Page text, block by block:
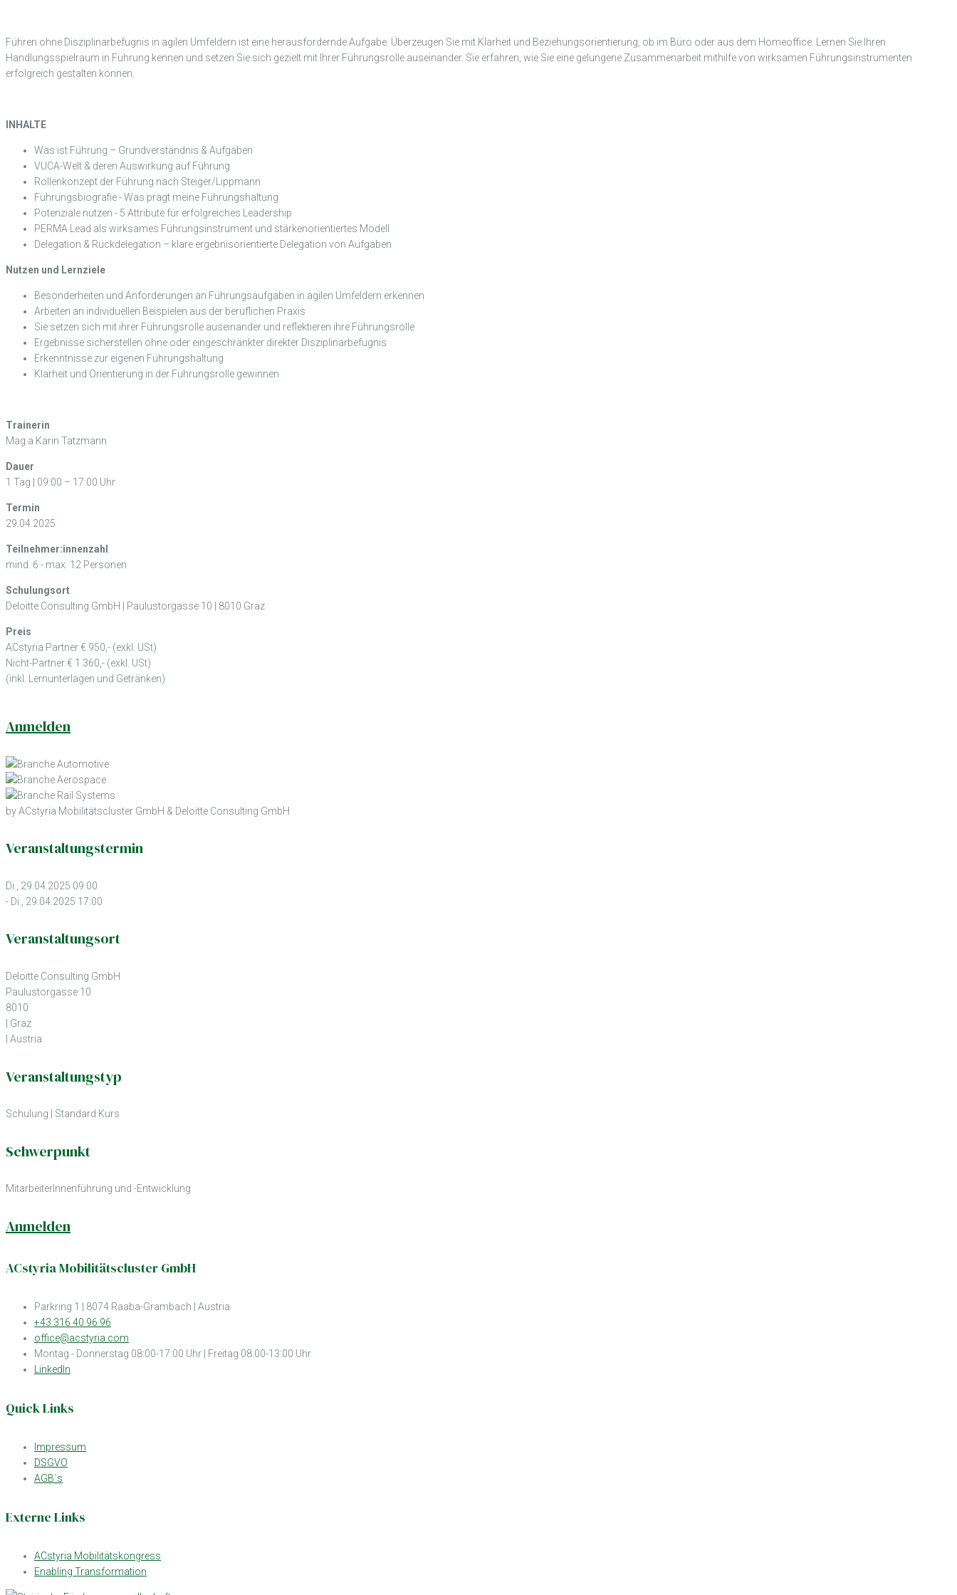
Führen ohne Disziplinarbefugnis in agilen Umfeldern ist eine herausfordernde Aufgabe. Überzeugen Sie mit Klarheit und Beziehungsorientierung, ob im Büro oder aus dem Homeoffice. Lernen Sie Ihren
Handlungsspielraum in Führung kennen und setzen Sie sich gezielt mit Ihrer Führungsrolle auseinander. Sie erfahren, wie Sie eine gelungene Zusammenarbeit mithilfe von wirksamen Führungsinstrumenten
erfolgreich gestalten können.
INHALTE
Was ist Führung – Grundverständnis & Aufgaben
VUCA-Welt & deren Auswirkung auf Führung
Rollenkonzept der Führung nach Steiger/Lippmann
Führungsbiografie - Was prägt meine Führungshaltung
Potenziale nutzen - 5 Attribute für erfolgreiches Leadership
PERMA Lead als wirksames Führungsinstrument und stärkenorientiertes Modell
Delegation & Rückdelegation – klare ergebnisorientierte Delegation von Aufgaben
Nutzen und Lernziele
Besonderheiten und Anforderungen an Führungsaufgaben in agilen Umfeldern erkennen
Arbeiten an individuellen Beispielen aus der beruflichen Praxis
Sie setzen sich mit ihrer Führungsrolle auseinander und reflektieren ihre Führungsrolle
Ergebnisse sicherstellen ohne oder eingeschränkter direkter Disziplinarbefugnis
Erkenntnisse zur eigenen Führungshaltung
Klarheit und Orientierung in der Führungsrolle gewinnen
Trainerin
Mag.a Karin Tatzmann
Dauer
1 Tag | 09:00 – 17:00 Uhr
Termin
29.04.2025
Teilnehmer:innenzahl
mind. 6 - max. 12 Personen
Schulungsort
Deloitte Consulting GmbH | Paulustorgasse 10 | 8010 Graz
Preis
ACstyria Partner € 950,- (exkl. USt)
Nicht-Partner € 1.360,- (exkl. USt)
(inkl. Lernunterlagen und Getränken)
Anmelden
by ACstyria Mobilitätscluster GmbH & Deloitte Consulting GmbH
Veranstaltungstermin
Di., 29.04.2025 09:00
- Di., 29.04.2025 17:00
Veranstaltungsort
Deloitte Consulting GmbH
Paulustorgasse 10
8010
| Graz
| Austria
Veranstaltungstyp
Schulung Standard Kurs
Schwerpunkt
MitarbeiterInnenführung und -Entwicklung
Anmelden
ACstyria Mobilitätscluster GmbH
Parkring 1 | 8074 Raaba-Grambach | Austria
+43 316 40 96 96
office@acstyria.com
Montag - Donnerstag 08:00-17:00 Uhr | Freitag 08:00-13:00 Uhr
LinkedIn
Quick Links
Impressum
DSGVO
AGB´s
Externe Links
ACstyria Mobilitätskongress
Enabling Transformation